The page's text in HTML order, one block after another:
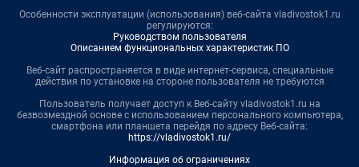
Особенности эксплуатации (использования) веб-сайта vladivostok1.ru
регулируются:
Руководством пользователя
Описанием функциональных характеристик ПО
Веб-сайт распространяется в виде интернет-сервиса, специальные
действия по установке на стороне пользователя не требуются
Пользователь получает доступ к Веб-сайту vladivostok1.ru на
безвозмездной основе с использованием персонального компьютера,
смартфона или планшета перейдя по адресу Веб-сайта:
https://vladivostok1.ru/
Информация об ограничениях